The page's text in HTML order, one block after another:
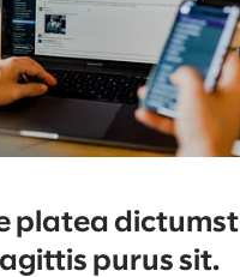
platea dictumst
purus sit.